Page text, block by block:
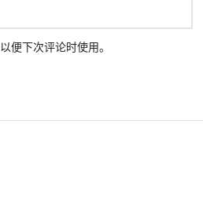
便下次评论时使用。